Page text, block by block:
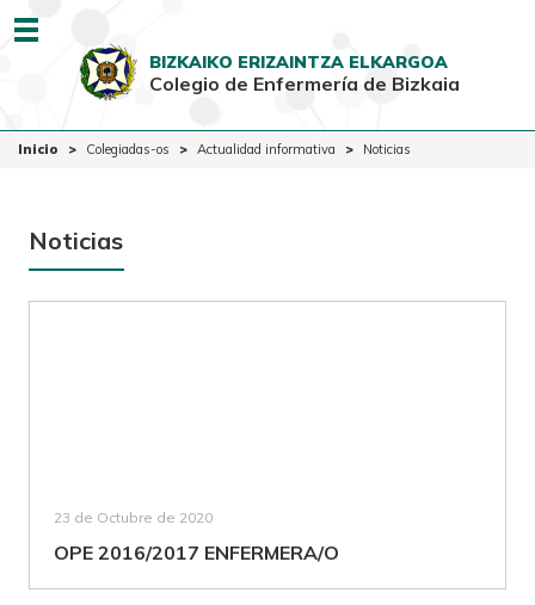
EUSK CAST
Ciudadanía
BIZKAIKO ERIZAINTZA ELKARGOA
Colegio de Enfermería de Bizkaia
Inicio Colegiadas-os Actualidad informativa Noticias
Noticias
23 de Octubre de 2020
OPE 2016/2017 ENFERMERA/O